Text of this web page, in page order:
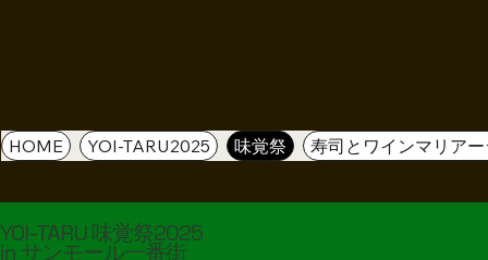
HOME YOI-TARU2025 味覚祭 寿司とワインマリア
YOI-TARU 味覚祭2025
in サンモール一番街